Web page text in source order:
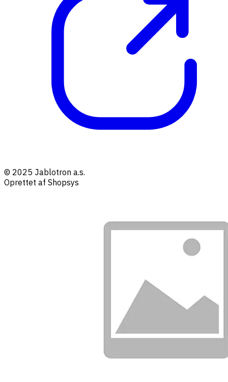
© 2025 Jablotron a.s.
Oprettet af Shopsys